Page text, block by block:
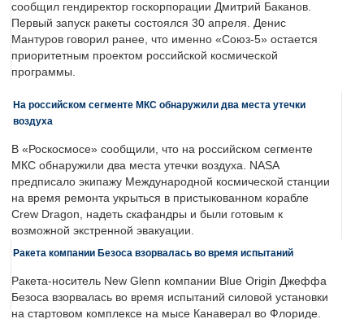
сообщил гендиректор госкорпорации Дмитрий Баканов.
Первый запуск ракеты состоялся 30 апреля. Денис
Мантуров говорил ранее, что именно «Союз-5» остается
приоритетным проектом российской космической
программы.
На российском сегменте МКС обнаружили два места утечки
воздуха
В «Роскосмосе» сообщили, что на российском сегменте
МКС обнаружили два места утечки воздуха. NASA
предписало экипажу Международной космической станции
на время ремонта укрыться в пристыкованном корабле
Crew Dragon, надеть скафандры и были готовым к
возможной экстренной эвакуации.
Ракета компании Безоса взорвалась во время испытаний
Ракета-носитель New Glenn компании Blue Origin Джеффа
Безоса взорвалась во время испытаний силовой установки
на стартовом комплексе на мысе Канаверал во Флориде.